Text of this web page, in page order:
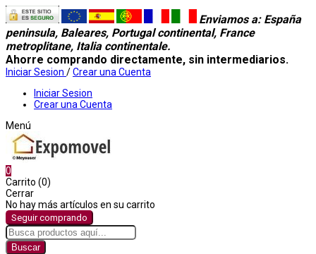
Enviamos a: España
peninsula, Baleares, Portugal continental, France
metroplitane, Italia continentale.
Ahorre comprando directamente, sin intermediarios.
Iniciar Sesion /Crear una Cuenta
Iniciar Sesion
Crear una Cuenta
Menú
0
Carrito (0)
Cerrar
No hay más artículos en su carrito
Seguir comprando
Buscar